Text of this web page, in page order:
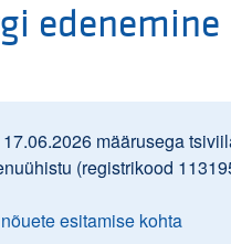
edenemine
määrusega
(registrikood
esitamise kohta